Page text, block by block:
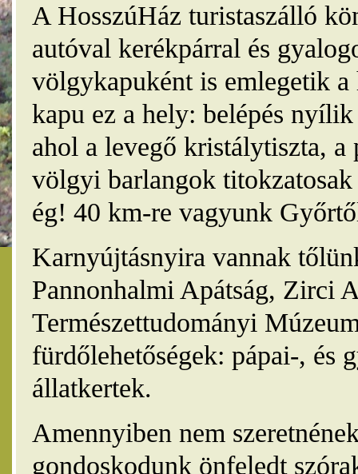
A HosszúHáz turistaszálló
autóval kerékpárral és
völgykapuként is emlegetik
kapu ez a hely: belépés
ahol a levegő kristálytiszta, a
völgyi barlangok
ég! 40 km-re vagyunk
Karnyújtásnyira vannak
Pannonhalmi Apátság, Zirci
Természettudományi
fürdőlehetőségek: pápai-, és
állatkertek.
Amennyiben nem
gondoskodunk önfeledt